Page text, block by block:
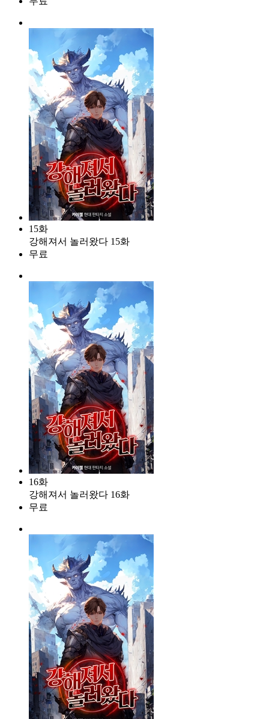
15화
강해져서 놀러왔다 15화
무료
16화
강해져서 놀러왔다 16화
무료